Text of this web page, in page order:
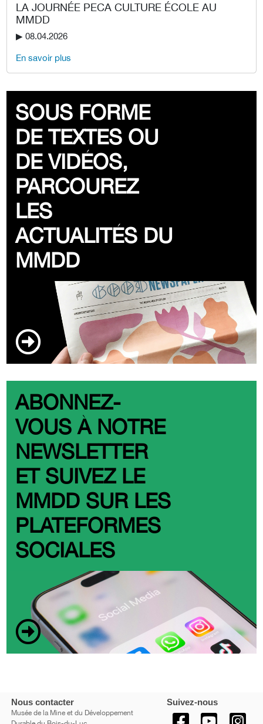
LA JOURNÉE PECA CULTURE ÉCOLE AU
MMDD
▶︎ 08.04.2026
En savoir plus
SOUS FORME
DE TEXTES OU
DE VIDÉOS,
PARCOUREZ
LES
ACTUALITÉS DU
MMDD
ABONNEZ-
VOUS À NOTRE
NEWSLETTER
ET SUIVEZ LE
MMDD SUR LES
PLATEFORMES
SOCIALES
Nous contacter
Musée de la Mine et du Développement
Suivez-nous